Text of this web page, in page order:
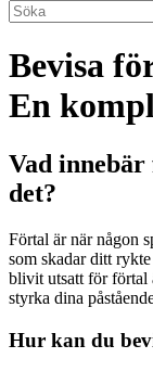
Bevisa
En
Vad
det?
Förtal är när någon
som skadar ditt
blivit utsatt för förtal
styrka dina
Hur kan du